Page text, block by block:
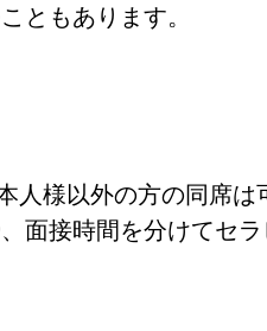
ともあります。
様以外の方の同席は
面接時間を分けてセ